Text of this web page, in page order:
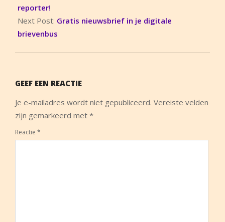
01
reporter!
Next Post: Gratis nieuwsbrief in je digitale
brievenbus
GEEF EEN REACTIE
Je e-mailadres wordt niet gepubliceerd. Vereiste velden
zijn gemarkeerd met *
Reactie *